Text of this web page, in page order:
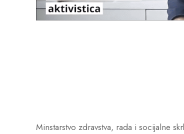
Minstarstvo zdravstva, rada i socijalne